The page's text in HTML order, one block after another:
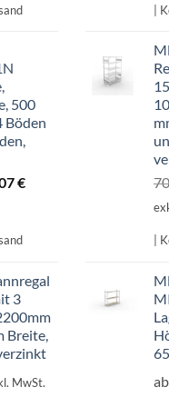
€
500
Böden
€
€Aktueller
3
Breite,
MwSt.
|
|
ab